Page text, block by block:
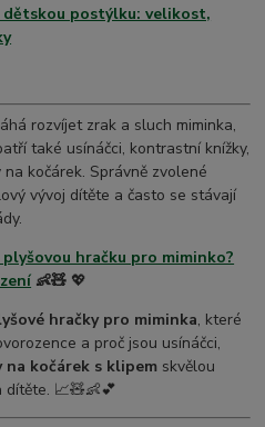
dětskou postýlku: velikost,
rozvíjet zrak a sluch miminka,
také usínáčci, kontrastní knížky,
kočárek. Správně zvolené
vývoj dítěte a často se stávají
hračku pro miminko?
👶🧸 💖
hračky pro miminka, které
a proč jsou usínáčci,
na kočárek s klipem skvělou
📈🧸👶💕